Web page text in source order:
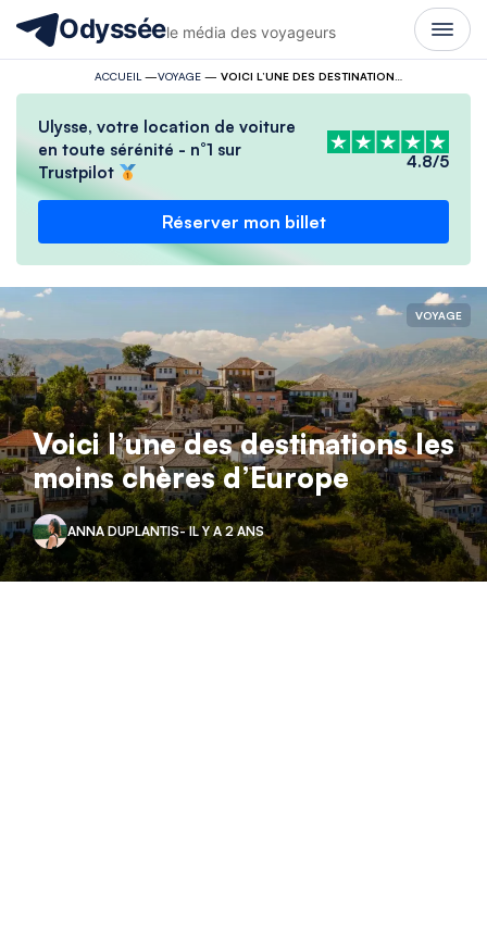
Odysséele média des voyageurs
ACCUEIL —VOYAGE—
Ulysse, votre location de voiture
en toute sérénité - n°1 sur
Trustpilot
4.8/5
Réserver mon billet
VOYAGE
Voici l’une des destinations les
moins chères d’Europe
ANNA DUPLANTIS- IL Y A 2 ANS